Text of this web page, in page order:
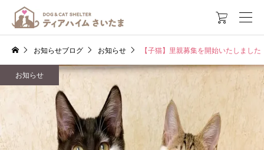

お知らせブログ お知らせ 【子猫】里親募集を開始いたしました
お知らせ